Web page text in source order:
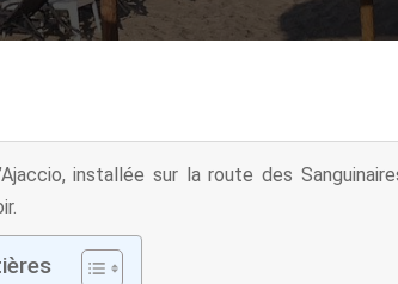
installée sur la route des